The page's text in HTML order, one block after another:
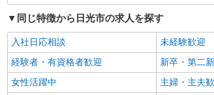
STAFF♪未経験OK
時給1500円〜2125円 ＜
通費全支給(ガソリン代含む)
日光市内
詳
同じ特徴から日光市の求人を探す
入社日応相談
未経験歓迎
経験者・有資格者歓迎
新卒・第二
女性活躍中
主婦・主夫